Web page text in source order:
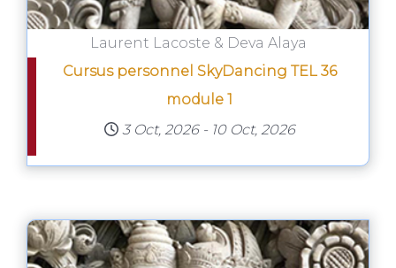
Laurent Lacoste & Deva Alaya
Cursus personnel SkyDancing TEL 36
module 1
3 Oct, 2026 - 10 Oct, 2026